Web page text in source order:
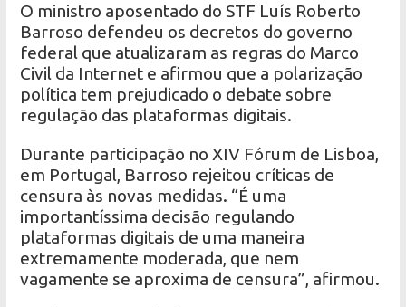
O ministro aposentado do STF Luís Roberto
Barroso defendeu os decretos do governo
federal que atualizaram as regras do Marco
Civil da Internet e afirmou que a polarização
política tem prejudicado o debate sobre
regulação das plataformas digitais.
Durante participação no XIV Fórum de Lisboa,
em Portugal, Barroso rejeitou críticas de
censura às novas medidas. “É uma
importantíssima decisão regulando
plataformas digitais de uma maneira
extremamente moderada, que nem
vagamente se aproxima de censura”, afirmou.